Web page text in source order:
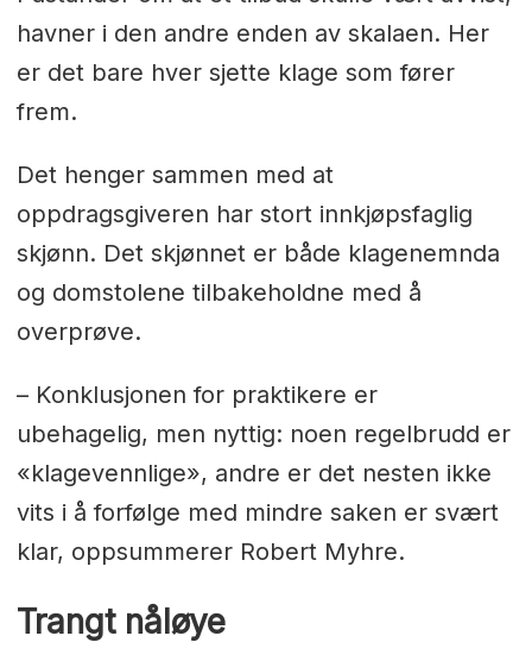
havner i den andre enden av skalaen. Her
er det bare hver sjette klage som fører
frem.
Det henger sammen med at
oppdragsgiveren har stort innkjøpsfaglig
skjønn. Det skjønnet er både klagenemnda
og domstolene tilbakeholdne med å
overprøve.
– Konklusjonen for praktikere er
ubehagelig, men nyttig: noen regelbrudd er
«klagevennlige», andre er det nesten ikke
vits i å forfølge med mindre saken er svært
klar, oppsummerer Robert Myhre.
Trangt nåløye